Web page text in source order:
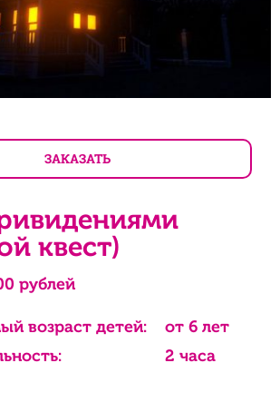
ЗАКАЗАТЬ
квест)
рублей
возраст детей:
от 6 лет
2 часа